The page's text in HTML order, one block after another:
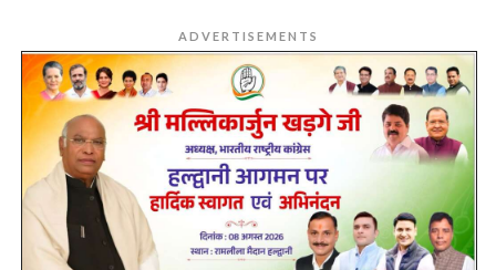
ADVERTISEMENTS